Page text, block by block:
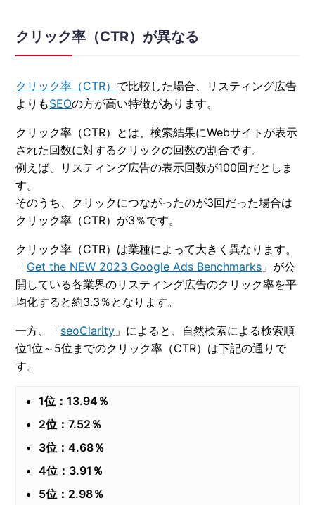
クリック率（CTR）が異なる
クリック率（CTR） で比較した場合、リスティング広告
よりもSEOの方が高い特徴があります。
クリック率（CTR）とは、検索結果にWebサイトが表示
された回数に対するクリックの回数の割合です。
例えば、リスティング広告の表示回数が100回だとしま
す。
そのうち、クリックにつながったのが3回だった場合は
クリック率（CTR）が3％です。
クリック率（CTR）は業種によって大きく異なります。
「Get the NEW 2023 Google Ads Benchmarks 」が公
開している各業界のリスティング広告のクリック率を平
均化すると約3.3％となります。
一方、「seoClarity 」によると、自然検索による検索順
位1位～5位までのクリック率（CTR）は下記の通りで
す。
1位：13.94％
2位：7.52％
3位：4.68％
4位：3.91％
5位：2.98％